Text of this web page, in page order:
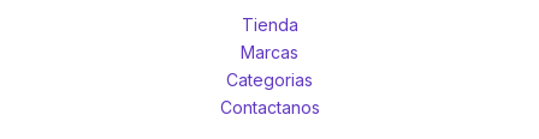
Tienda
Marcas
Categorias
Contactanos